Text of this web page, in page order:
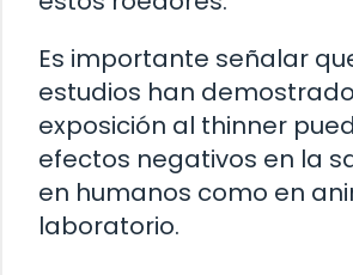
Es importante señalar
estudios han
exposición al thinner
efectos negativos en la
en humanos como en
laboratorio.